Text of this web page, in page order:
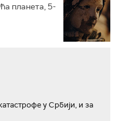
планета, 5-
у Србији, и за